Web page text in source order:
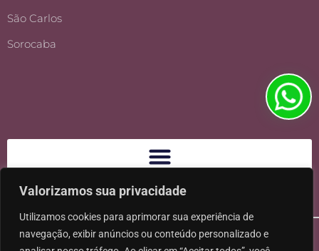
Valorizamos sua privacidade
Utilizamos cookies para aprimorar sua experiência de
navegação, exibir anúncios ou conteúdo personalizado e
São Carlos
Sorocaba